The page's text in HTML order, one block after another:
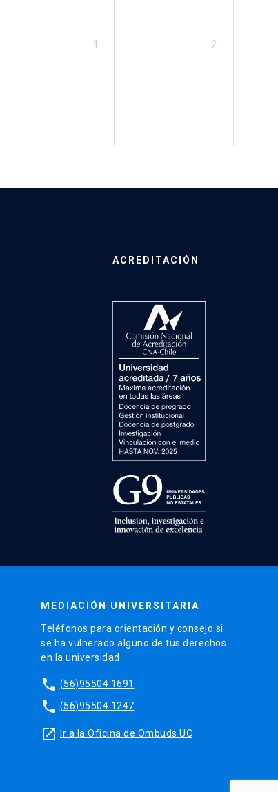
1 2
ACREDITACIÓN
MEDIACIÓN UNIVERSITARIA
Teléfonos para orientación y consejo si
se ha vulnerado alguno de tus derechos
en la universidad.
phone (56)95504 1691
phone (56)95504 1247
launch Ir a la Oficina de Ombuds UC